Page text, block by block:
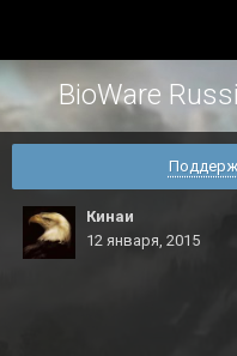
BioWare
Кинаи
12 января, 2015